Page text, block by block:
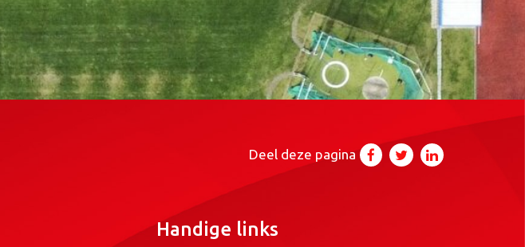
Deel deze pagina
Handige links